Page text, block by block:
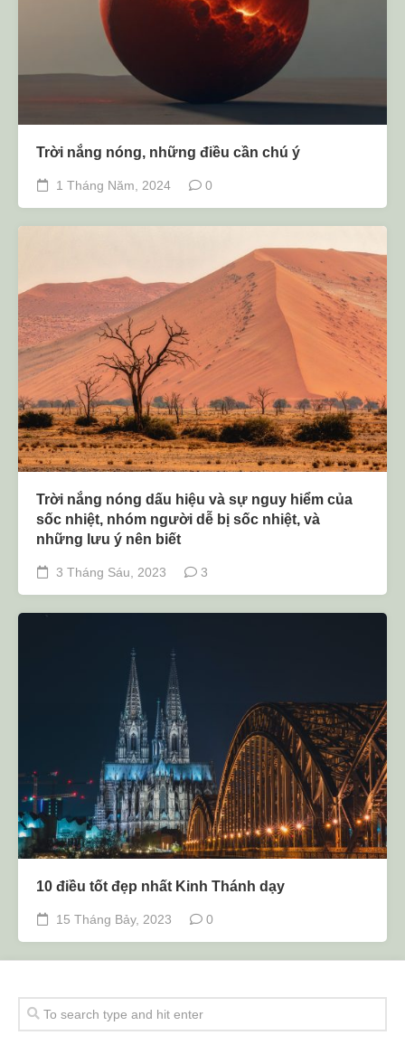
Trời nắng nóng, những điều cần chú ý
1 Tháng Năm, 2024 0
Trời nắng nóng dấu hiệu và sự nguy hiểm của
sốc nhiệt, nhóm người dễ bị sốc nhiệt, và
những lưu ý nên biết
3 Tháng Sáu, 2023 3
10 điều tốt đẹp nhất Kinh Thánh dạy
15 Tháng Bảy, 2023 0